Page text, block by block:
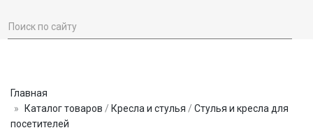
Главная
Каталог товаров / Кресла и стулья / Стулья и кресла для
посетителей